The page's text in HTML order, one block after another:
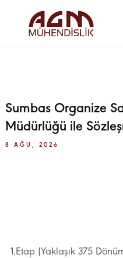
agm@agm.com.
tr
Sumbas Organize
Müdürlüğü ile
8 AĞU, 2026
1.Etap (Yaklaşık 375